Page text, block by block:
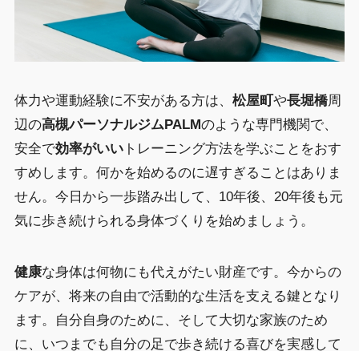
体力や運動経験に不安がある方は、 松屋町や長堀橋周
辺の高槻パーソナルジムPALMのような専門機関で、
安全で効率がいいトレーニング方法を学ぶことをおす
すめします。何かを始めるのに遅すぎることはありま
せん。今日から一歩踏み出して、10年後、20年後も元
気に歩き続けられる身体づくりを始めましょう。
健康な身体は何物にも代えがたい財産です。今からの
ケアが、将来の自由で活動的な生活を支える鍵となり
ます。自分自身のために、そして大切な家族のため
に、いつまでも自分の足で歩き続ける喜びを実感して